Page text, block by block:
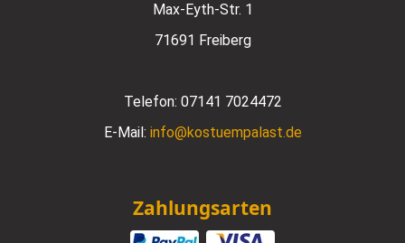
Max-Eyth-Str. 1
71691 Freiberg
Telefon: 07141 7024472
E-Mail: info@kostuempalast.de
Zahlungsarten